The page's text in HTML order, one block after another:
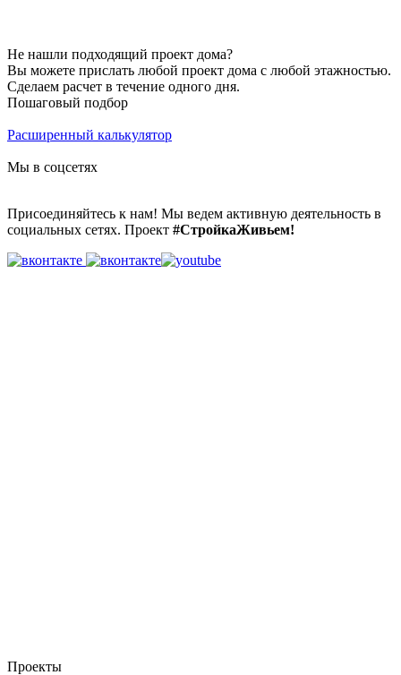
Не нашли подходящий проект дома?
Вы можете прислать любой проект дома с любой этажностью.
Сделаем расчет в течение одного дня.
Пошаговый подбор
Расширенный калькулятор
Мы в соцсетях
Присоединяйтесь к нам! Мы ведем активную деятельность в
социальных сетях. Проект #СтройкаЖивьем!
Проекты